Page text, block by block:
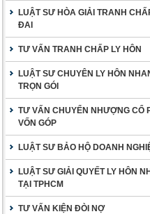
LUẬT SƯ HÒA GIẢI TRANH
ĐAI
TƯ VẤN TRANH CHẤP LY HÔN
LUẬT SƯ CHUYÊN LY HÔN
TRỌN GÓI
TƯ VẤN CHUYỂN NHƯỢNG CỔ
VỐN GÓP
LUẬT SƯ BẢO HỘ DOANH
LUẬT SƯ GIẢI QUYẾT LY HÔN
TẠI TPHCM
TƯ VẤN KIỆN ĐÒI NỢ